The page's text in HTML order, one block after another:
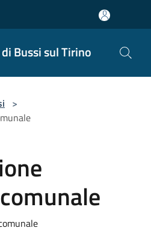
Bussi sul Tirino
>